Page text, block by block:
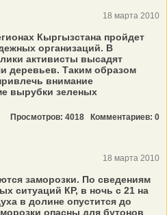
18 марта 2010
Кыргызстана пройдет
организаций. В
активисты высадят
деревьев. Таким образом
внимание
вырубки зеленых
Просмотров: 4018 Комментариев: 0
18 марта 2010
заморозки. По сведениям
ситуаций КР, в ночь с 21 на
в долине опустится до
опасны для бутонов